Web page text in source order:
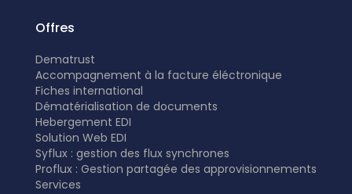
Offres
Dematrust
Accompagnement à la facture éléctronique
Fiches international
Dématérialisation de documents
Hebergement EDI
Solution Web EDI
Syflux : gestion des flux synchrones
Proflux : Gestion partagée des approvisionnements
Services